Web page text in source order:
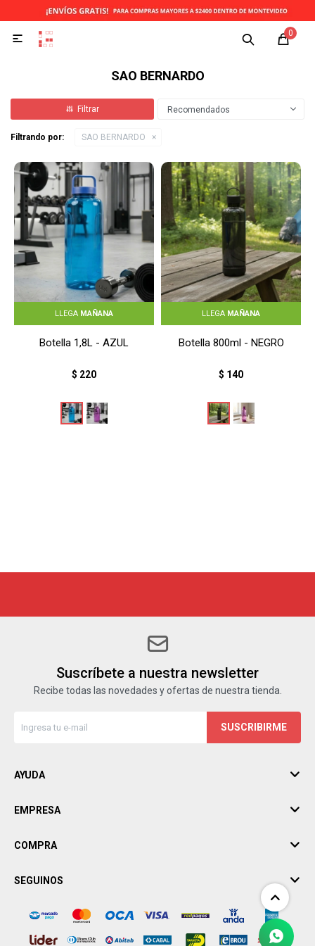
0

SAO BERNARDO
Recomendados
Filtrando por: SAO BERNARDO
LLEGA MAÑANA
Botella 1,8L - AZUL
$ 220
LLEGA MAÑANA
Botella 800ml - NEGRO
$ 140
Suscríbete a nuestra newsletter
Recibe todas las novedades y ofertas de nuestra tienda.
SUSCRIBIRME
AYUDA
EMPRESA
COMPRA
SEGUINOS